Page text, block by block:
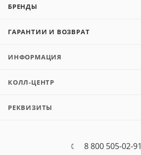
БРЕНДЫ
ГАРАНТИИ И ВОЗВРАТ
ИНФОРМАЦИЯ
КОЛЛ-ЦЕНТР
РЕКВИЗИТЫ
8 800 505-02-91